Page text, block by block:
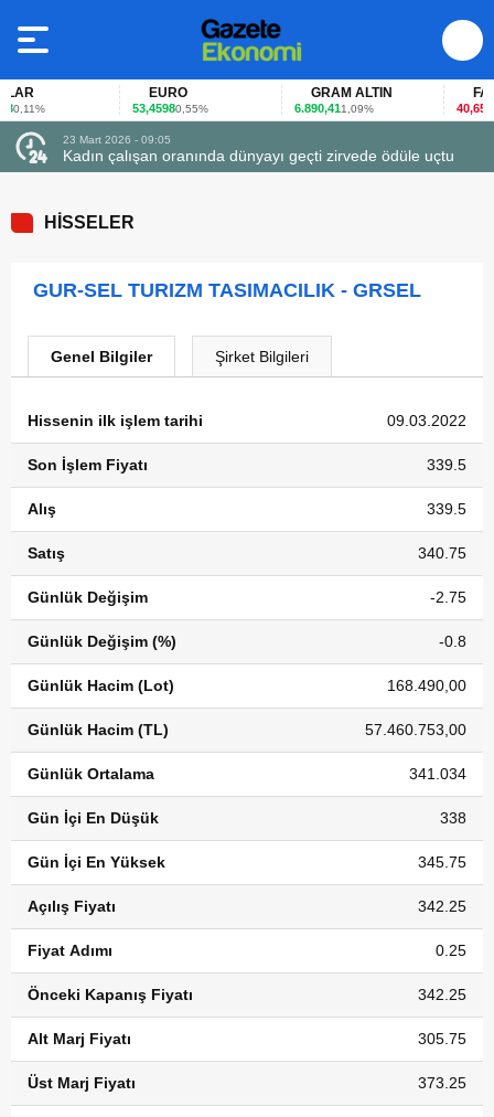
0,11%
EURO
53,45980,55%
GRAM ALTIN
6.890,411,09%
FAİZ
40,65-
23 Mart 2026 - 09:05
Kadın çalışan oranında dünyayı geçti zirvede ödüle uçtu
HİSSELER
GUR-SEL TURIZM TASIMACILIK - GRSEL
Genel Bilgiler Şirket Bilgileri
Hissenin ilk işlem tarihi 09.03.2022
Son İşlem Fiyatı 339.5
Alış 339.5
Satış 340.75
Günlük Değişim -2.75
Günlük Değişim (%) -0.8
Günlük Hacim (Lot) 168.490,00
Günlük Hacim (TL) 57.460.753,00
Günlük Ortalama 341.034
Gün İçi En Düşük 338
Gün İçi En Yüksek 345.75
Açılış Fiyatı 342.25
Fiyat Adımı 0.25
Önceki Kapanış Fiyatı 342.25
Alt Marj Fiyatı 305.75
Üst Marj Fiyatı 373.25